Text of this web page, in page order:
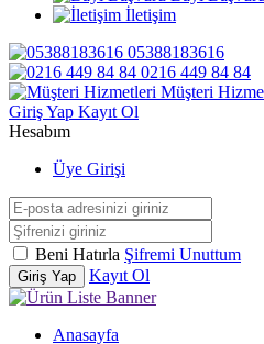
İletişim
05388183616
0216 449 84 84
Müşteri
Giriş Yap Kayıt Ol
Hesabım
Üye Girişi
Beni Hatırla Şifremi Unuttum
Giriş Yap Kayıt Ol
Anasayfa